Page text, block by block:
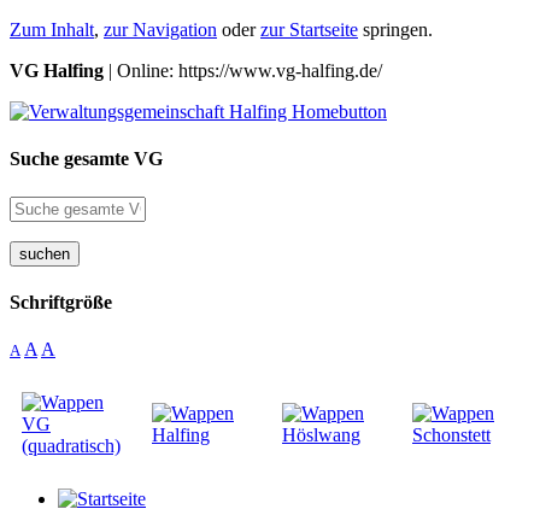
Zum Inhalt, zur Navigation oderzur Startseite springen.
VG Halfing | Online: https://www.vg-halfing.de/
Suche gesamte VG
suchen
Schriftgröße
A A A